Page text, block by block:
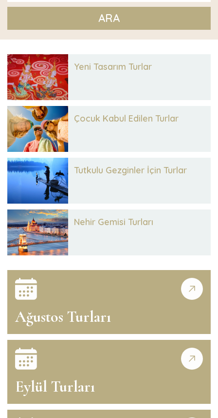
ARA
Yeni Tasarım Turlar
Çocuk Kabul Edilen Turlar
Tutkulu Gezginler İçin Turlar
Nehir Gemisi Turları
Ağustos Turları
Eylül Turları